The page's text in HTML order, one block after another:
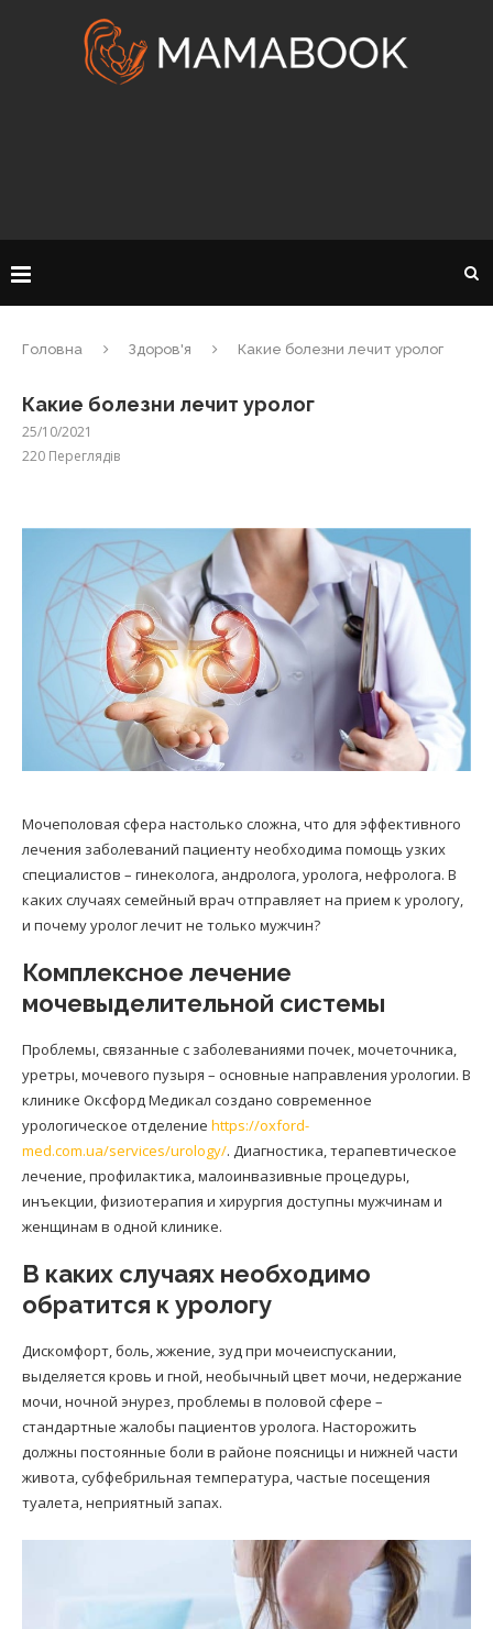
Головна Здоров'я Какие болезни лечит уролог
Какие болезни лечит уролог
25/10/2021
220 Переглядів
Мочеполовая сфера настолько сложна, что для эффективного
лечения заболеваний пациенту необходима помощь узких
специалистов – гинеколога, андролога, уролога, нефролога. В
каких случаях семейный врач отправляет на прием к урологу,
и почему уролог лечит не только мужчин?
Комплексное лечение
мочевыделительной системы
Проблемы, связанные с заболеваниями почек, мочеточника,
уретры, мочевого пузыря – основные направления урологии. В
клинике Оксфорд Медикал создано современное
урологическое отделение https://oxford-
med.com.ua/services/urology/. Диагностика, терапевтическое
лечение, профилактика, малоинвазивные процедуры,
инъекции, физиотерапия и хирургия доступны мужчинам и
женщинам в одной клинике.
В каких случаях необходимо
обратится к урологу
Дискомфорт, боль, жжение, зуд при мочеиспускании,
выделяется кровь и гной, необычный цвет мочи, недержание
мочи, ночной энурез, проблемы в половой сфере –
стандартные жалобы пациентов уролога. Насторожить
должны постоянные боли в районе поясницы и нижней части
живота, субфебрильная температура, частые посещения
туалета, неприятный запах.